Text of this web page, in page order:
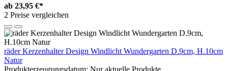
ab 23,95 €*
2 Preise vergleichen
räder Kerzenhalter Design Windlicht Wundergarten D.9cm, H.10cm
Natur